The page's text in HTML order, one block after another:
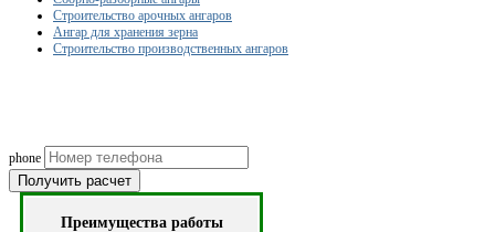
Строительство арочных ангаров
Ангар для хранения зерна
Строительство производственных ангаров
phone
Получить расчет
Преимущества работы